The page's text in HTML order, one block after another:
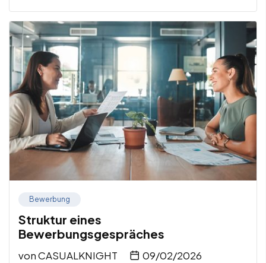
Bewerbung
Struktur eines
Bewerbungsgespräches
vonCASUALKNIGHT 09/02/2026